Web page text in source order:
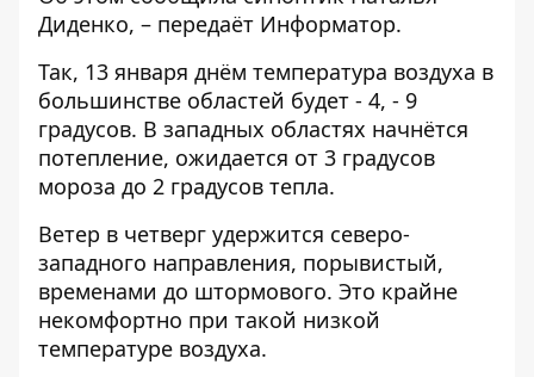
Диденко, – передаёт Информатор.
Так, 13 января днём температура воздуха в
большинстве областей будет - 4, - 9
градусов. В западных областях начнётся
потепление, ожидается от 3 градусов
мороза до 2 градусов тепла.
Ветер в четверг удержится северо-
западного направления, порывистый,
временами до штормового. Это крайне
некомфортно при такой низкой
температуре воздуха.